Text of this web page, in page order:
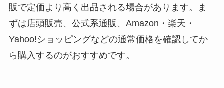
販で定価より高く出品される場合があります。ま
ずは店頭販売、公式系通販、Amazon・楽天・
Yahoo!ショッピングなどの通常価格を確認してか
ら購入するのがおすすめです。